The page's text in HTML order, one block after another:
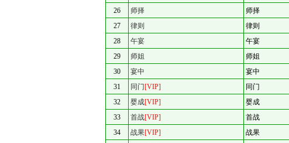
26
师择 师择
27
律则 律则
28
午宴 午宴
29
师姐 师姐
30
宴中 宴中
31
同门[VIP] 同门
32
婴成[VIP] 婴成
33
首战[VIP] 首战
34
战果[VIP] 战果